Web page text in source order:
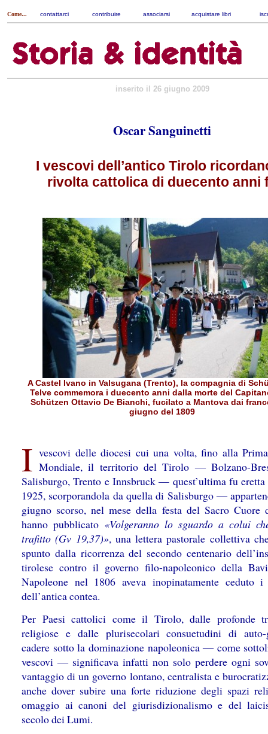
Come... contattarci contribuire associarsi acquistare libri
inserito il 26 giugno 2009
Oscar Sanguinetti
I vescovi dell’antico Tirolo
rivolta cattolica di duecento anni
A Castel Ivano in Valsugana (Trento), la compagnia di
Telve commemora i duecento anni dalla morte del
Schützen Ottavio De Bianchi, fucilato a Mantova dai
giugno del 1809
I vescovi delle diocesi cui una volta, fino alla
Mondiale, il territorio del Tirolo ― Bolzano-
Salisburgo, Trento e Innsbruck — quest’ultima fu
1925, scorporandola da quella di Salisburgo ―
giugno scorso, nel mese della festa del Sacro Cuore
hanno pubblicato «Volgeranno lo sguardo a colui
trafitto (Gv 19,37)», una lettera pastorale collettiva
spunto dalla ricorrenza del secondo centenario
tirolese contro il governo filo-napoleonico della
Napoleone nel 1806 aveva inopinatamente ceduto
dell’antica contea.
Per Paesi cattolici come il Tirolo, dalle profonde
religiose e dalle plurisecolari consuetudini di auto-
cadere sotto la dominazione napoleonica ― come
vescovi ― significava infatti non solo perdere ogni
vantaggio di un governo lontano, centralista e
anche dover subire una forte riduzione degli spazi
omaggio ai canoni del giurisdizionalismo e del
secolo dei Lumi.